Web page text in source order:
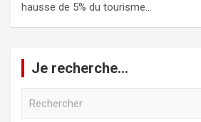
hausse de 5% du tourisme…
Je recherche…